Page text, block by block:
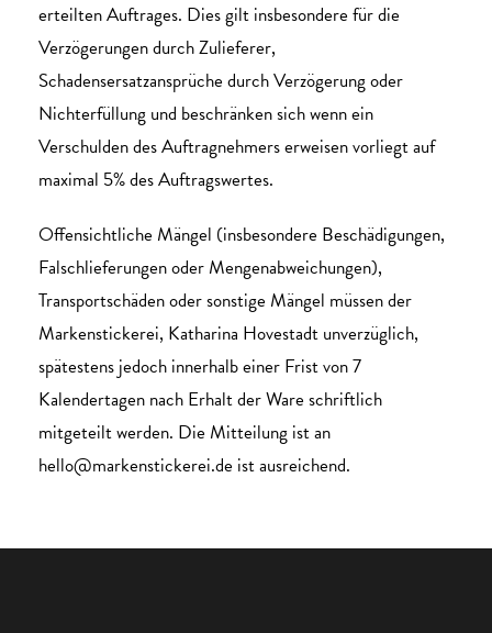
erteilten Auftrages. Dies gilt insbesondere für die
Verzögerungen durch Zulieferer,
Schadensersatzansprüche durch Verzögerung oder
Nichterfüllung und beschränken sich wenn ein
Verschulden des Auftragnehmers erweisen vorliegt auf
maximal 5% des Auftragswertes.
Offensichtliche Mängel (insbesondere Beschädigungen,
Falschlieferungen oder Mengenabweichungen),
Transportschäden oder sonstige Mängel müssen der
Markenstickerei, Katharina Hovestadt unverzüglich,
spätestens jedoch innerhalb einer Frist von 7
Kalendertagen nach Erhalt der Ware schriftlich
mitgeteilt werden. Die Mitteilung ist an
hello@markenstickerei.de ist ausreichend.